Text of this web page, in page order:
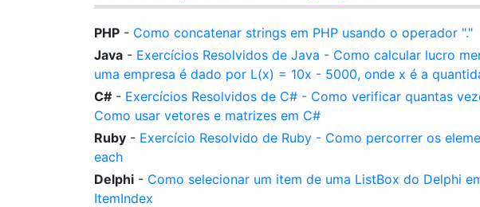
PHP - Como concatenar strings em PHP usando o operador "."
Java - Exercícios Resolvidos de Java - Como calcular lucro
uma empresa é dado por L(x) = 10x - 5000, onde x é a
C# - Exercícios Resolvidos de C# - Como verificar quantas
Como usar vetores e matrizes em C#
Ruby - Exercício Resolvido de Ruby - Como percorrer os
each
Delphi - Como selecionar um item de uma ListBox do Delphi
ItemIndex